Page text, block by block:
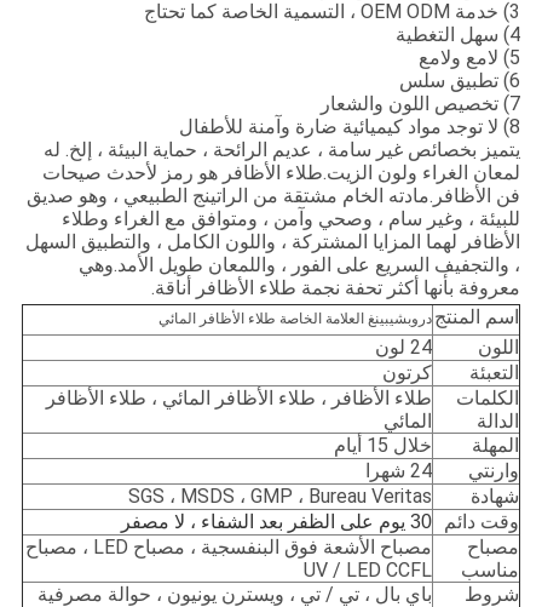
3) خدمة OEM ODM ، التسمية الخاصة كما تحتاج
4) سهل التغطية
5) لامع ولامع
6) تطبيق سلس
7) تخصيص اللون والشعار
8) لا توجد مواد كيميائية ضارة وآمنة للأطفال
يتميز بخصائص غير سامة ، عديم الرائحة ، حماية البيئة ، إلخ. له
لمعان الغراء ولون الزيت.طلاء الأظافر هو رمز لأحدث صيحات
فن الأظافر.مادته الخام مشتقة من الراتينج الطبيعي ، وهو صديق
للبيئة ، وغير سام ، وصحي وآمن ، ومتوافق مع الغراء وطلاء
الأظافر لهما المزايا المشتركة ، واللون الكامل ، والتطبيق السهل
، والتجفيف السريع على الفور ، واللمعان طويل الأمد.وهي
معروفة بأنها أكثر تحفة نجمة طلاء الأظافر أناقة.
اسم المنتج دروبشيبينغ العلامة الخاصة طلاء الأظافر المائي
اللون
24 لون
التعبئة
كرتون
الكلمات
الدالة
طلاء الأظافر ، طلاء الأظافر المائي ، طلاء الأظافر
المائي
المهلة
خلال 15 أيام
وارنتي
24 شهرا
شهادة
SGS ، MSDS ، GMP ، Bureau Veritas
وقت دائم
30 يوم على الظفر بعد الشفاء ، لا مصفر
مصباح
مناسب
مصباح الأشعة فوق البنفسجية ، مصباح LED ، مصباح
UV / LED CCFL
شروط
باي بال ، تي / تي ، ويسترن يونيون ، حوالة مصرفية